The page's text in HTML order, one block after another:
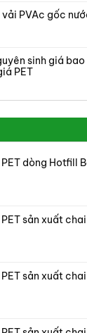
vải PVAc gốc
sinh giá
PET
dòng Hotfill
sản xuất
sản xuất